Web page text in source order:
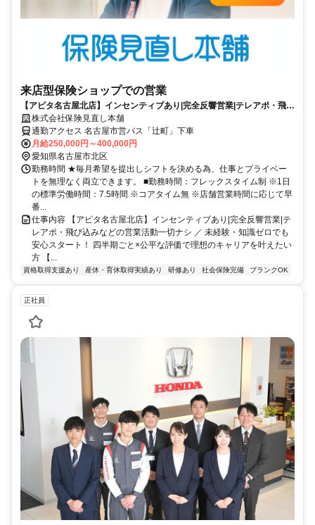
来店型保険ショップでの営業
【アピタ名古屋北店】インセンティブあり|完全反響営業|テレアポ・飛び
込みなどの営業活動一切ナシ
株式会社保険見直し本舗
通勤アクセス 名古屋市営バス「辻町」下車
月給250,000円～400,000円
愛知県名古屋市北区
勤務時間 ★毎月希望を提出しシフトを決める為、仕事とプライベー
トを無理なく両立できます。 ■勤務時間：フレックスタイム制 ※1日
の標準労働時間：7.5時間 ※コアタイム無 ※店舗営業時間に応じて早
番...
仕事内容 【アピタ名古屋北店】インセンティブあり|完全反響営業|テ
レアポ・飛び込みなどの営業活動一切ナシ ／ 未経験・知識ゼロでも
安心スタート！ 四半期ごと×公平な評価で理想のキャリアを叶えたい
方 【...
資格取得支援あり 産休・育休取得実績あり 研修あり 社会保険完備 ブランクOK
正社員